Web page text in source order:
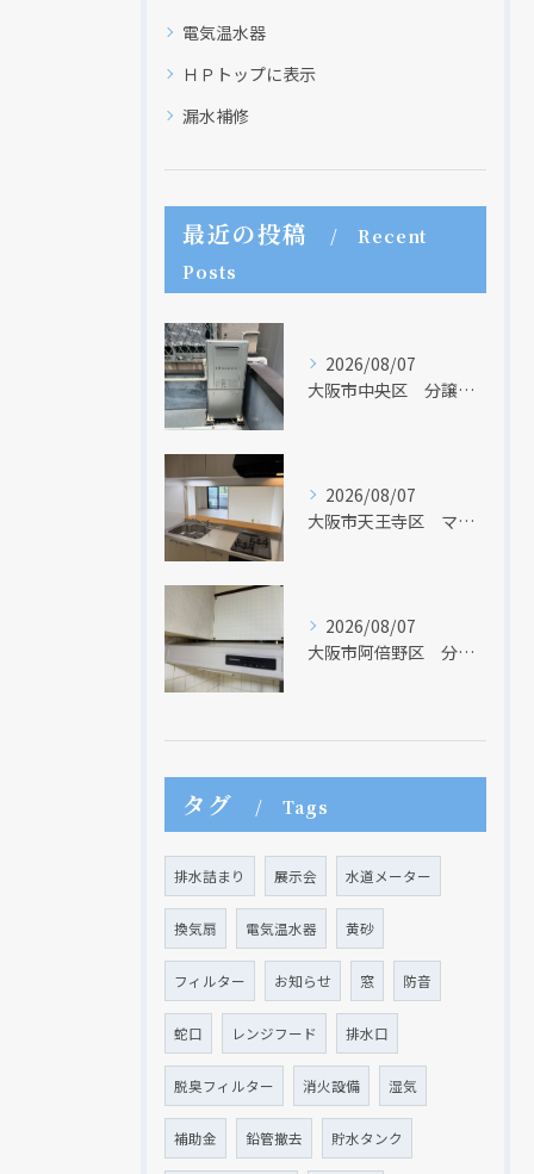
電気温水器
ＨＰトップに表示
漏水補修
最近の投稿
Recent
Posts
2026/08/07
大阪市中央区 分譲マンションの給湯器取替リフォーム工事 UV除菌機能搭載給湯器
2026/08/07
大阪市天王寺区 マンションのキッチン取替及び内装リフォーム工事 クリナップ
2026/08/07
大阪市阿倍野区 分譲マンションのレンジフード取替リフォーム工事 タカラスタンダード
タグ Tags
排水詰まり 展示会 水道メーター
換気扇 電気温水器 黄砂
フィルター お知らせ 窓 防音
蛇口 レンジフード 排水口
脱臭フィルター 消火設備 湿気
補助金 鉛管撤去 貯水タンク
クリックでチラシのページにジャンプします
クリックでチラシのページにジャンプします